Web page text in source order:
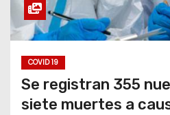
COVID 19
Se registran 355
siete muertes a